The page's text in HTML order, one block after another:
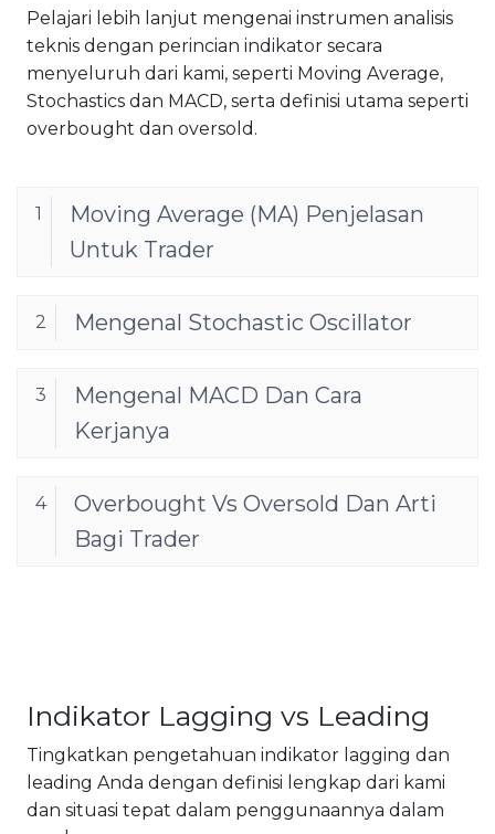
Pelajari lebih lanjut mengenai instrumen analisis
teknis dengan perincian indikator secara
menyeluruh dari kami, seperti Moving Average,
Stochastics dan MACD, serta definisi utama seperti
overbought dan oversold.
1
Moving Average (MA) Penjelasan
Untuk Trader
2 Mengenal Stochastic Oscillator
3
Mengenal MACD Dan Cara
Kerjanya
4
Overbought Vs Oversold Dan Arti
Bagi Trader
Indikator Lagging vs Leading
Tingkatkan pengetahuan indikator lagging dan
leading Anda dengan definisi lengkap dari kami
dan situasi tepat dalam penggunaannya dalam